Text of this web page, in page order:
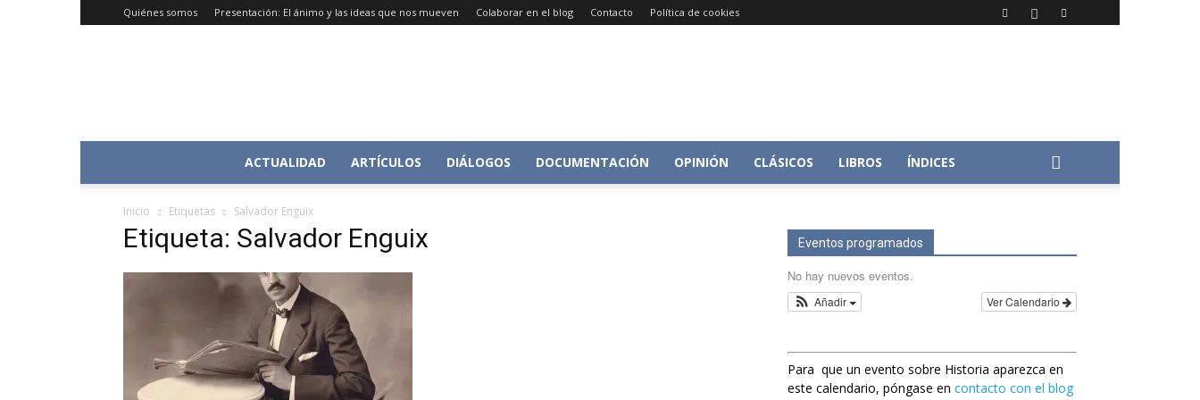
Quiénes somos Presentación: El ánimo y las ideas que nos mueven Colaborar en el blog Contacto Política de cookies
Conversacion
ACTUALIDAD ARTÍCULOS DIÁLOGOS DOCUMENTACIÓN OPINIÓN CLÁSICOS LIBROS ÍNDICES
Inicio Etiquetas Salvador Enguix
Etiqueta: Salvador Enguix Eventos programados
No hay nuevos eventos.
Ver Calendario
Añadir
Para que un evento sobre Historia aparezca en
este calendario, póngase en contacto con el blog